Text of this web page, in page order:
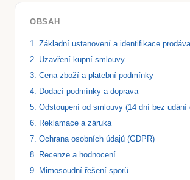
OBSAH
1. Základní ustanovení a identifikace
2. Uzavření kupní smlouvy
3. Cena zboží a platební podmínky
4. Dodací podmínky a doprava
5. Odstoupení od smlouvy (14 dní bez udání
6. Reklamace a záruka
7. Ochrana osobních údajů (GDPR)
8. Recenze a hodnocení
9. Mimosoudní řešení sporů